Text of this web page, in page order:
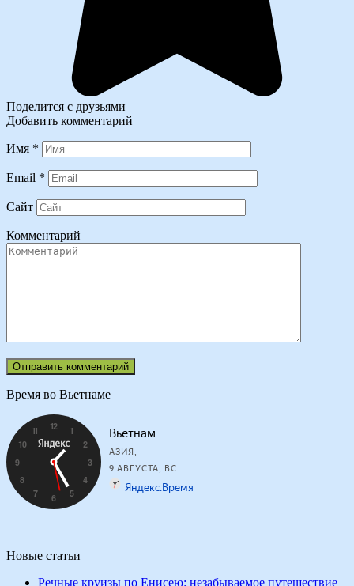
Поделится с друзьями
Добавить комментарий
Имя *
Email *
Сайт
Комментарий
Время во Вьетнаме
Новые статьи
Речные круизы по Енисею: незабываемое путешествие